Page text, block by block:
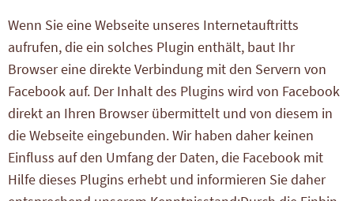
Wenn Sie eine Webseite unseres Internetauftritts
aufrufen, die ein solches Plugin enthält, baut Ihr
Browser eine direkte Verbindung mit den Servern von
Facebook auf. Der Inhalt des Plugins wird von Facebook
direkt an Ihren Browser übermittelt und von diesem in
die Webseite eingebunden. Wir haben daher keinen
Einfluss auf den Umfang der Daten, die Facebook mit
Hilfe dieses Plugins erhebt und informieren Sie daher